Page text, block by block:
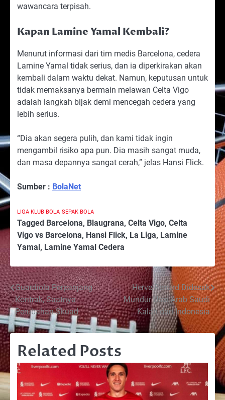
wawancara terpisah.
Kapan Lamine Yamal Kembali?
Menurut informasi dari tim medis Barcelona, cedera
Lamine Yamal tidak serius, dan ia diperkirakan akan
kembali dalam waktu dekat. Namun, keputusan untuk
tidak memaksanya bermain melawan Celta Vigo
adalah langkah bijak demi mencegah cedera yang
lebih serius.
“Dia akan segera pulih, dan kami tidak ingin
mengambil risiko apa pun. Dia masih sangat muda,
dan masa depannya sangat cerah,” jelas Hansi Flick.
Sumber : BolaNet
LIGA KLUB BOLA SEPAK BOLA
Tagged Barcelona, Blaugrana, Celta Vigo, Celta
Vigo vs Barcelona, Hansi Flick, La Liga, Lamine
Yamal, Lamine Yamal Cedera
Post
navigation
Guardiola Perpanjang
Kontrak, Saatnya
Perubahan Skuad
Herve Renard Didesak
Mundur Usai Arab Saudi
Kalah dari Indonesia
Related Posts